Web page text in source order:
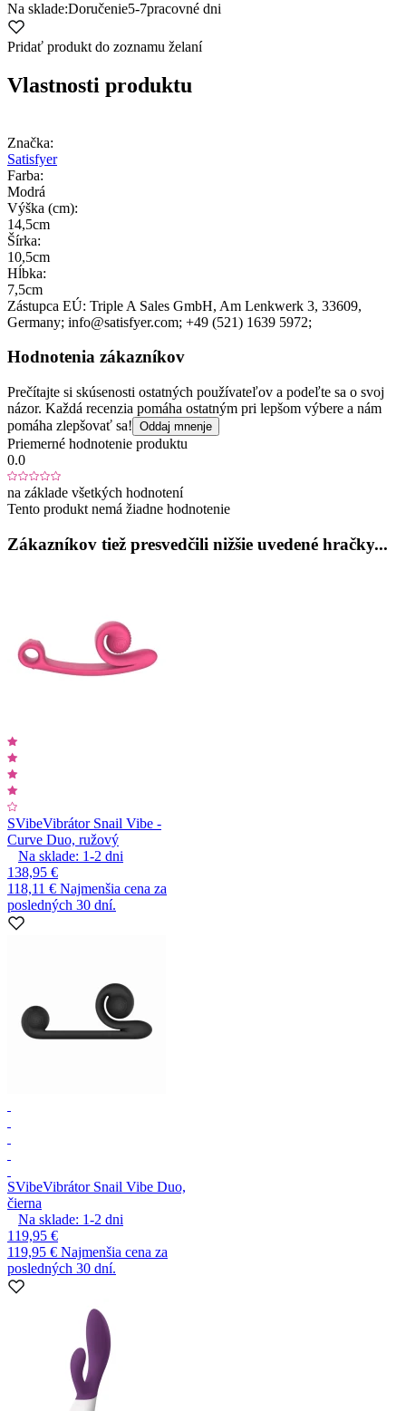
Na sklade:Doručenie5-7pracovné dni
Pridať produkt do zoznamu želaní
Vlastnosti produktu
Značka:
Satisfyer
Farba:
Modrá
Výška (cm):
14,5cm
Šírka:
10,5cm
Hĺbka:
7,5cm
Zástupca EÚ: Triple A Sales GmbH, Am Lenkwerk 3, 33609,
Germany; info@satisfyer.com; +49 (521) 1639 5972;
Hodnotenia zákazníkov
Prečítajte si skúsenosti ostatných používateľov a podeľte sa o svoj
názor. Každá recenzia pomáha ostatným pri lepšom výbere a nám
pomáha zlepšovať sa! Oddaj mnenje
Priemerné hodnotenie produktu
0.0
na základe všetkých hodnotení
Tento produkt nemá žiadne hodnotenie
Zákazníkov tiež presvedčili nižšie uvedené hračky...
SVibeVibrátor Snail Vibe -
Curve Duo, ružový
Na sklade: 1-2 dni
138,95 €
118,11 € Najmenšia cena za
posledných 30 dní.
SVibeVibrátor Snail Vibe Duo,
čierna
Na sklade: 1-2 dni
119,95 €
119,95 € Najmenšia cena za
posledných 30 dní.